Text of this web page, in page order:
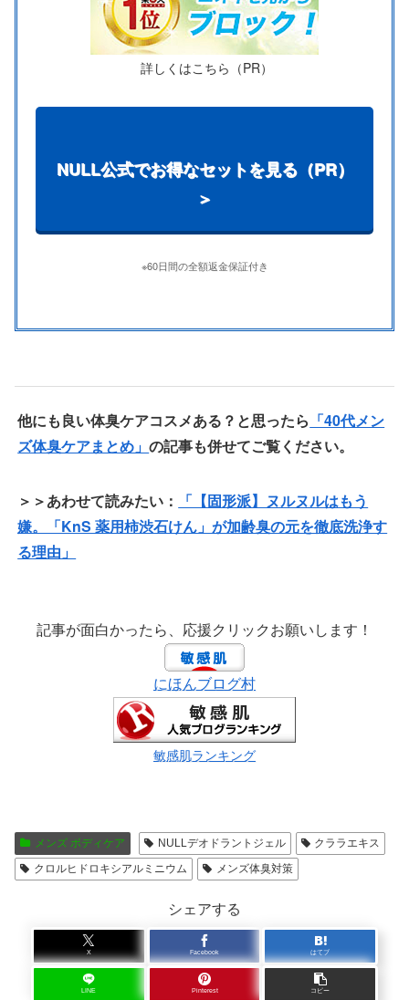
詳しくはこちら（PR）
NULL公式でお得なセットを見る（PR）
＞
※60日間の全額返金保証付き
他にも良い体臭ケアコスメある？と思ったら 「40代メン
ズ体臭ケアまとめ」の記事も併せてご覧ください。
＞＞あわせて読みたい：
「【固形派】ヌルヌルはもう
嫌。「KnS 薬用柿渋石けん」が加齢臭の元を徹底洗浄す
る理由」
記事が面白かったら、応援クリックお願いします！
にほんブログ村
敏感肌ランキング
メンズ ボディケア NULLデオドラントジェル
クララエキス
クロルヒドロキシアルミニウム
メンズ体臭対策
シェアする
X Facebook はてブ
LINE Pinterest コピー